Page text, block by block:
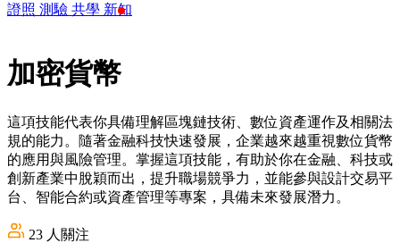
證照 測驗 共學 新知
加密貨幣
這項技能代表你具備理解區塊鏈技術、數位資產運作及相關法
規的能力。隨著金融科技快速發展，企業越來越重視數位貨幣
的應用與風險管理。掌握這項技能，有助於你在金融、科技或
創新產業中脫穎而出，提升職場競爭力，並能參與設計交易平
台、智能合約或資產管理等專案，具備未來發展潛力。
23 人關注